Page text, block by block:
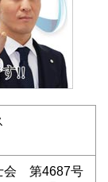
会 第4687号